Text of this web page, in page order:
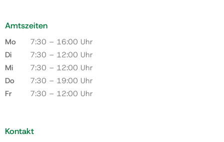
Amtszeiten
Mo
7:30 – 16:00 Uhr
Di
7:30 – 12:00 Uhr
Mi
7:30 – 12:00 Uhr
Do
7:30 – 19:00 Uhr
Fr
7:30 – 12:00 Uhr
Kontakt